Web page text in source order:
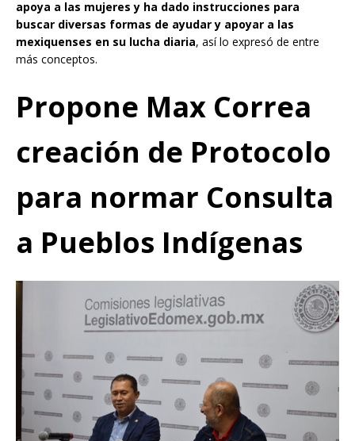
apoya a las mujeres y ha dado instrucciones para
buscar diversas formas de ayudar y apoyar a las
mexiquenses en su lucha diaria, así lo expresó de entre
más conceptos.
Propone Max Correa
creación de Protocolo
para normar Consulta
a Pueblos Indígenas